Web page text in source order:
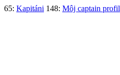
65: Kapitáni 148: Môj captain profil